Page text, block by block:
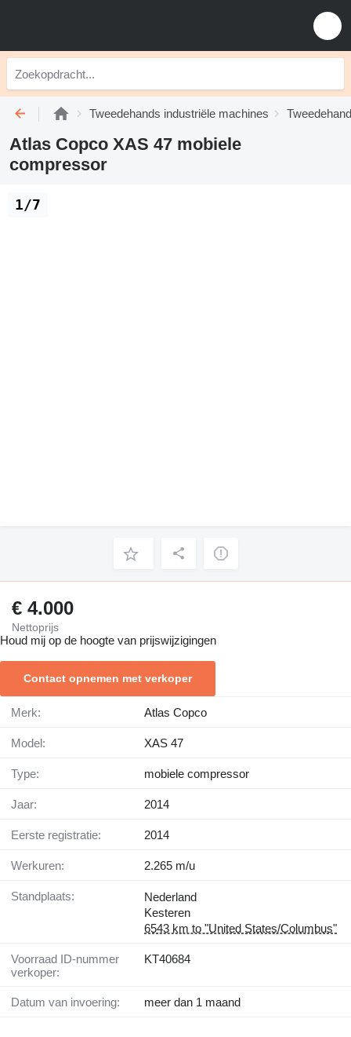
Tweedehands industriële machines
Atlas Copco XAS 47 mobiele
compressor
1/7
€ 4.000
Nettoprijs
Houd mij op de hoogte van prijswijzigingen
Contact opnemen met verkoper
Merk: Atlas Copco
Model: XAS 47
Type: mobiele compressor
Jaar: 2014
Eerste registratie: 2014
Werkuren: 2.265 m/u
Standplaats:
Nederland
Kesteren
6543 km to "United States/Columbus"
Voorraad ID-nummer
verkoper:
KT40684
Datum van invoering: meer dan 1 maand